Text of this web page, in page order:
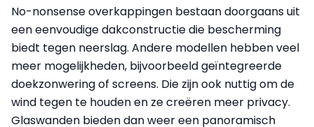
No-nonsense overkappingen bestaan doorgaans uit
een eenvoudige dakconstructie die bescherming
biedt tegen neerslag. Andere modellen hebben veel
meer mogelijkheden, bijvoorbeeld geïntegreerde
doekzonwering of screens. Die zijn ook nuttig om de
wind tegen te houden en ze creëren meer privacy.
Glaswanden bieden dan weer een panoramisch